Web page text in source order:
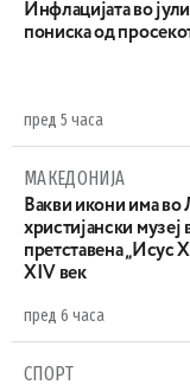
Инфлацијата во
пониска од
пред 5 часа
МАКЕДОНИЈА
Вакви икони има
христијански
претставена „Исус
XIV век
пред 6 часа
СПОРТ